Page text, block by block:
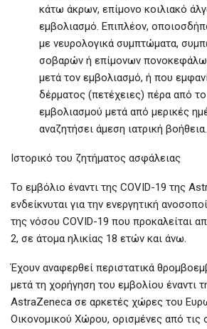
κάτω άκρων, επίμονο κοιλιακό
εμβολιασμό. Επιπλέον,
με νευρολογικά συμπτώματα,
σοβαρών ή επίμονων
μετά τον εμβολιασμό, ή που
δέρματος (πετέχειες) πέρα από
εμβολιασμού μετά από μερικές
αναζητήσει άμεση ιατρική βοήθεια.
Ιστορικό του ζητήματος ασφάλειας
Το εμβόλιο έναντι της COVID-19 της
ενδείκνυται για την ενεργητική
της νόσου COVID-19 που προκαλείται
2, σε άτομα ηλικίας 18 ετών και άνω.
Έχουν αναφερθεί περιστατικά
μετά τη χορήγηση του εμβολίου έναντι
AstraZeneca σε αρκετές χώρες του
Οικονομικού Χώρου, ορισμένες από τις